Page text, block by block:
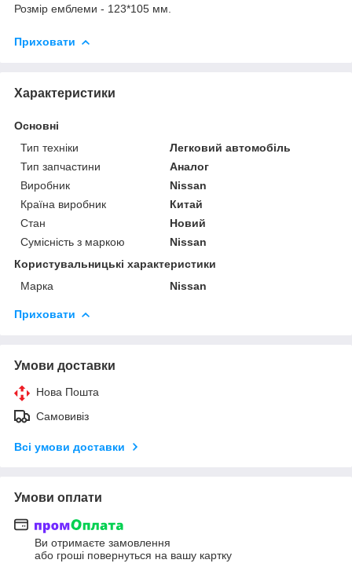
Розмір емблеми - 123*105 мм.
Приховати
Характеристики
Основні
Тип техніки
Легковий автомобіль
Тип запчастини
Аналог
Виробник
Nissan
Країна виробник
Китай
Стан
Новий
Сумісність з маркою
Nissan
Користувальницькі характеристики
Марка
Nissan
Приховати
Умови доставки
Нова Пошта
Самовивіз
Всі умови доставки
Умови оплати
Ви отримаєте замовлення
або гроші повернуться на вашу картку